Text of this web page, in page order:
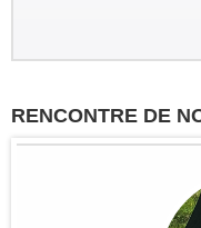
RENCONTRE DE